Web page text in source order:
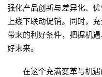
强化产品创新与差异化、
上线下联动促销。同时，
带来的利好条件，把握机
好未来。
在这个充满变革与机